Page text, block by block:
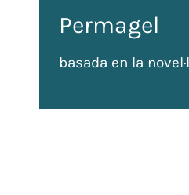
Permagel
basada en la